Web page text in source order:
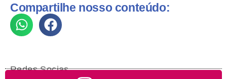
Compartilhe nosso conteúdo:
Redes Socias